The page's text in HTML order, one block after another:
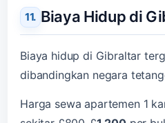
Biaya Hidup di
Biaya hidup di Gibraltar
dibandingkan negara
Harga sewa apartemen 1